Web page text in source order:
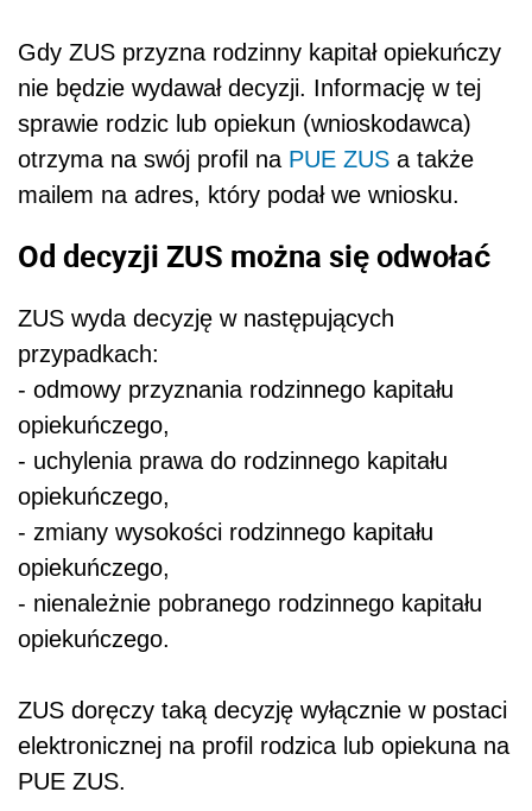
Gdy ZUS przyzna rodzinny kapitał opiekuńczy
nie będzie wydawał decyzji. Informację w tej
sprawie rodzic lub opiekun (wnioskodawca)
otrzyma na swój profil na PUE ZUS a także
mailem na adres, który podał we wniosku.
Od decyzji ZUS można się odwołać
ZUS wyda decyzję w następujących
przypadkach:
- odmowy przyznania rodzinnego kapitału
opiekuńczego,
- uchylenia prawa do rodzinnego kapitału
opiekuńczego,
- zmiany wysokości rodzinnego kapitału
opiekuńczego,
- nienależnie pobranego rodzinnego kapitału
opiekuńczego.
ZUS doręczy taką decyzję wyłącznie w postaci
elektronicznej na profil rodzica lub opiekuna na
PUE ZUS.